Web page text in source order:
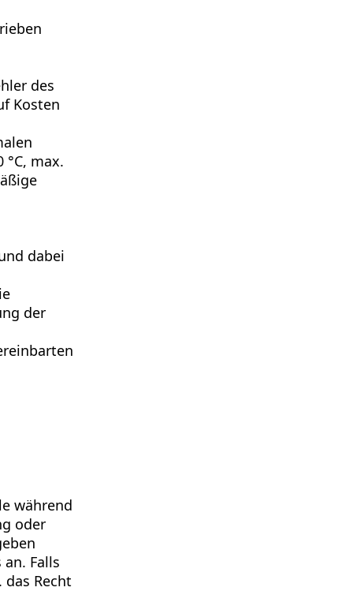
des
Kosten
max.
dabei
der
während
oder
Falls
Recht